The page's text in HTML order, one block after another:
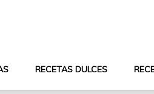
RECETAS DULCES